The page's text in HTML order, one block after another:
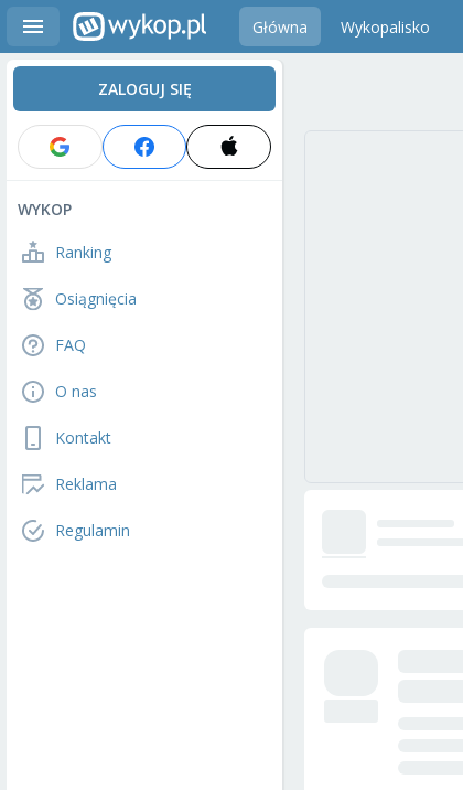
Główna Wykopalisko
ZALOGUJ SIĘ
WYKOP
Ranking
Osiągnięcia
FAQ
O nas
Kontakt
Reklama
Regulamin